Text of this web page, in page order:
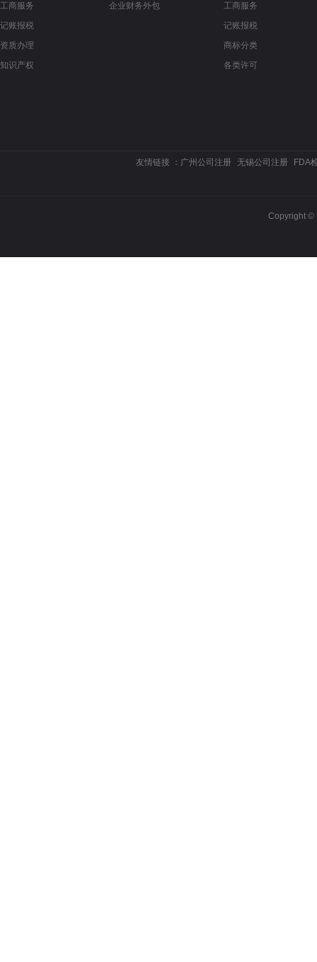
工商服务
记账报税
资质办理
知识产权
企业财务外包
工商服务
记账报税
商标分类
各类许可
友情链接 ： 广州公司注册 无锡公司注册 FDA
Copyright ©